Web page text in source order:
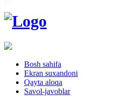
Bosh sahifa
Ekran suxandoni
Qayta aloqa
Savol-javoblar